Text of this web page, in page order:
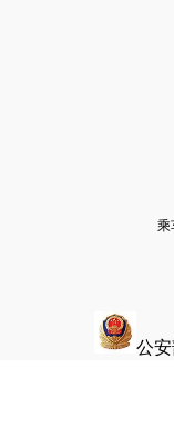
乘
公